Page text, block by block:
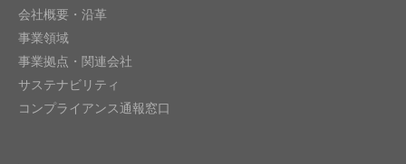
会社概要・沿革
事業領域
事業拠点・関連会社
サステナビリティ
コンプライアンス通報窓口